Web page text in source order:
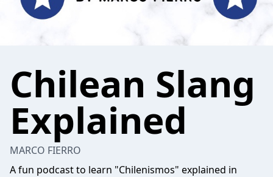
Chilean Slang
Explained
MARCO FIERRO
A fun podcast to learn "Chilenismos" explained in